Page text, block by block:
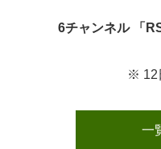
6チャンネル 「
※ 12
一